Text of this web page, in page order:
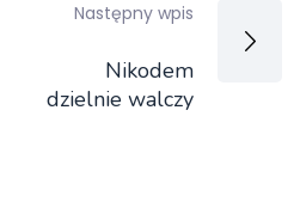
Następny wpis
Nikodem
dzielnie walczy